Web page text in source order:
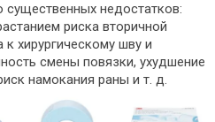
недостатков:
риска вторичной
хирургическому шву и
смены повязки, ухудшение
намокания раны и т. д.